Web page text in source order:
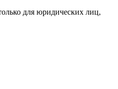
для юридических лиц,